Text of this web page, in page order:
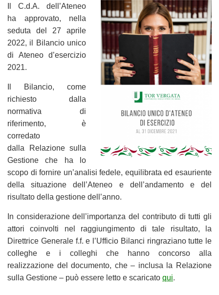
Il C.d.A. dell’Ateneo
ha approvato, nella
seduta del 27 aprile
2022, il Bilancio unico
di Ateneo d’esercizio
2021.
Il Bilancio, come
richiesto dalla
normativa di
riferimento, è
corredato
dalla Relazione sulla
Gestione che ha lo
scopo di fornire un’analisi fedele, equilibrata ed esauriente
della situazione dell’Ateneo e dell’andamento e del
risultato della gestione dell’anno.
In considerazione dell’importanza del contributo di tutti gli
attori coinvolti nel raggiungimento di tale risultato, la
Direttrice Generale f.f. e l’Ufficio Bilanci ringraziano tutte le
colleghe e i colleghi che hanno concorso alla
realizzazione del documento, che – inclusa la Relazione
sulla Gestione – può essere letto e scaricato qui.